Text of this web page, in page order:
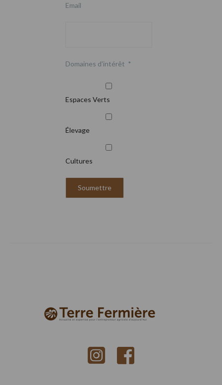
Email
Domaines d'intérêt *
Espaces Verts
Élevage
Cultures